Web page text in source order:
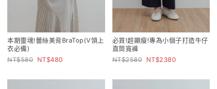
本期靈魂!蕾絲美背BraTop(V領上
衣必備)
580
480
必買!超顯瘦!專為小個子打造牛仔
直筒寬褲
2580
2380